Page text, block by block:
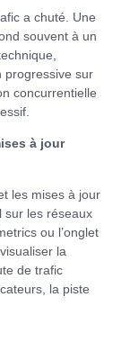
a chuté. Une
souvent à un
progressive sur
concurrentielle
à jour
les mises à jour
sur les réseaux
ou l’onglet
la
de trafic
la piste